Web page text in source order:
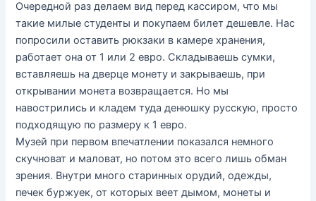
Очередной раз делаем вид перед кассиром, что мы
такие милые студенты и покупаем билет дешевле. Нас
попросили оставить рюкзаки в камере хранения,
работает она от 1 или 2 евро. Складываешь сумки,
вставляешь на дверце монету и закрываешь, при
открывании монета возвращается. Но мы
навострились и кладем туда денюшку русскую, просто
подходящую по размеру к 1 евро.
Музей при первом впечатлении показался немного
скучноват и маловат, но потом это всего лишь обман
зрения. Внутри много старинных орудий, одежды,
печек буржуек, от которых веет дымом, монеты и